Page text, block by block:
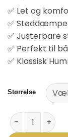
✅ Let og
✅
✅ Justerbare
✅ Perfekt til
✅ Klassisk
Størrelse
Hummel HML